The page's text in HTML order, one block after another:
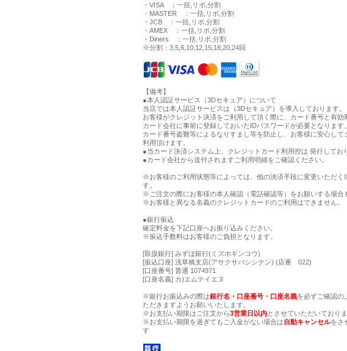
・VISA ：一括,リボ,分割
・MASTER ：一括,リボ,分割
・JCB ：一括,リボ,分割
・AMEX ：一括,リボ,分割
・Diners ：一括,リボ,分割
※分割：3,5,6,10,12,15,18,20,24回
【備考】
●本人認証サービス（3Dセキュア）について
当店では本人認証サービスは（3Dセキュア）を導入しております。
お客様がクレジット決済をご利用して頂く際に、カード番号と有効
カード会社に事前に登録しておいたIDパスワードが必要となります。
カード番号盗難等によるなりすまし等を防止し、お客様に安心して
利用頂けます。
●当カード決済システム上、クレジットカード利用控は 発行してお
●カード会社から送付されますご利用明細をご確認ください。
※お客様のご利用状態等によっては、他の決済手段に変更いただく
す。
※ご注文の際にお客様の本人確認（電話確認等）をお願いする場合
※お客様と異なる名義のクレジットカードのご利用はできません。
●銀行振込
確定料金を下記口座へお振り込みください。
※振込手数料はお客様のご負担となります。
[取扱銀行] みずほ銀行(ミズホギンコウ)
[振込口座] 浅草橋支店(アサクサバシシテン) (店番 022)
[口座番号] 普通 1074971
[口座名義] カ)エムテイエヌ
※銀行お振込みの際は銀行名・口座番号・口座名義を必ずご確認の
ただきますようお願いいたします。
※お支払い期限はご注文から3営業日以内とさせていただいており
※お支払い期限を過ぎてもご入金がない場合は自動キャンセルをさ
す